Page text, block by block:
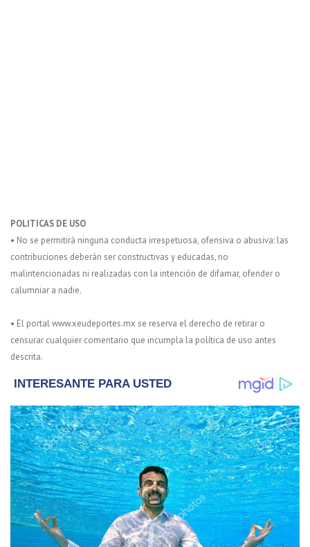
POLITICAS DE USO
• No se permitirá ninguna conducta irrespetuosa, ofensiva o abusiva: las
contribuciones deberán ser constructivas y educadas, no
malintencionadas ni realizadas con la intención de difamar, ofender o
calumniar a nadie.
• El portal www.xeudeportes.mx se reserva el derecho de retirar o
censurar cualquier comentario que incumpla la política de uso antes
descrita.